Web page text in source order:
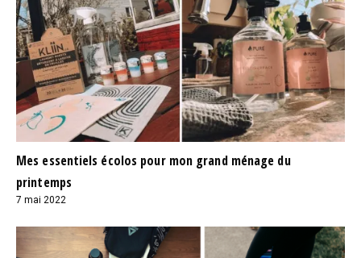
Mes essentiels écolos pour mon grand ménage du
printemps
7 mai 2022